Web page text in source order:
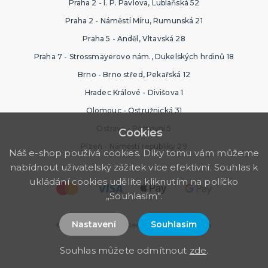
Praha 2 - I. P. Pavlova, Lublaňská 52
Praha 2 - Náměstí Míru, Rumunská 21
Praha 5 - Anděl, Vltavská 28
Praha 7 - Strossmayerovo nám., Dukelských hrdinů 18
Brno - Brno střed, Pekařská 12
Hradec Králové - Divišova 1
Olomouc - Ostružnická 31
Ostrava - Poštovní 5
Plzeň - Náměstí republiky 29
© 2026 PartyWorld. Všechna práva vyhrazena.
Cookies
Náš e-shop používá cookies. Díky tomu vám můžeme
nabídnout uživatelský zážitek více efektivní. Souhlas k
ukládání cookies udělíte kliknutím na políčko
„Souhlasím".
Nastavení Souhlasím
Souhlas můžete odmítnout zde.